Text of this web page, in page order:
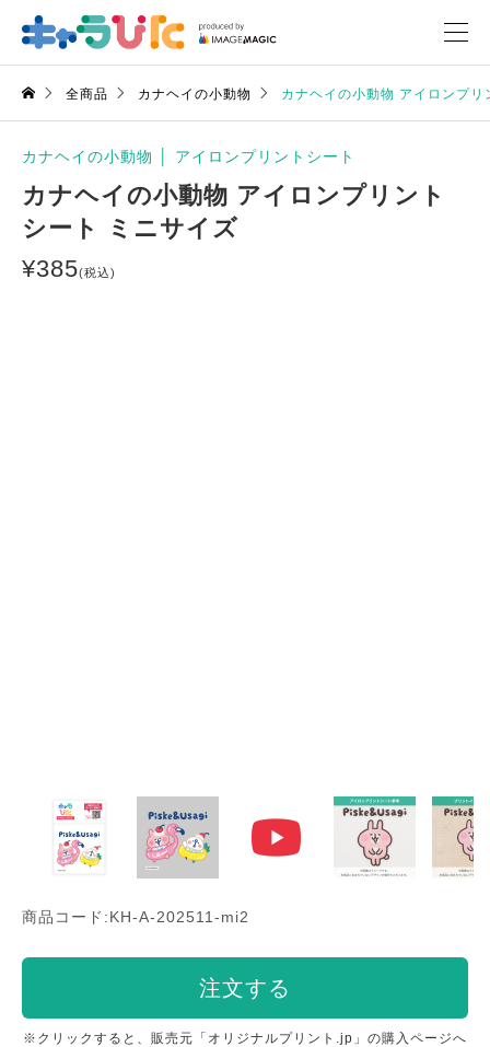
全商品 カナヘイの小動物 カナヘイの小動物 アイロンプ
カナヘイの小動物 アイロンプリントシート
カナヘイの小動物 アイロンプリント
シート ミニサイズ
¥385(税込)
商品コード:KH-A-202511-mi2
注文する
※クリックすると、販売元「オリジナルプリント.jp」の購入ページへ